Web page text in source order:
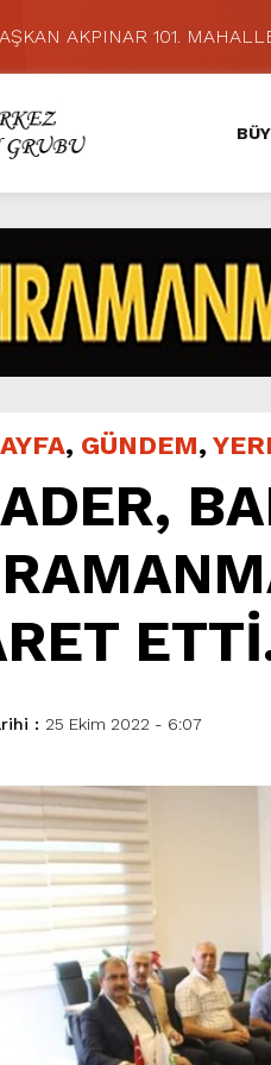
AKPINAR 101.
Hacı Murat
Yollar Büyükşehir’le
Dulkadiroğlu
Bisiklet
Gazneliler
Dulkadiroğlu Hacı
Dulkadiroğlu
Ağustos Fuarı’nda
Arar, Cumartesi Günü
, GÜNDEM,
: 25 Ekim 2022 - 6:07